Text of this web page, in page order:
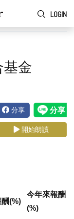
LOGIN
基金
分享
開始朗讀
酬(%)
今年來報酬
(%)